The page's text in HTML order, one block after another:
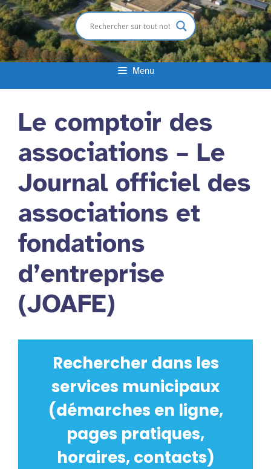
Menu
Le comptoir des
associations – Le
Journal officiel des
associations et
fondations
d’entreprise
(JOAFE)
Rechercher dans les
services municipaux
(démarches en ligne,
pages pratiques,
horaires, contacts)